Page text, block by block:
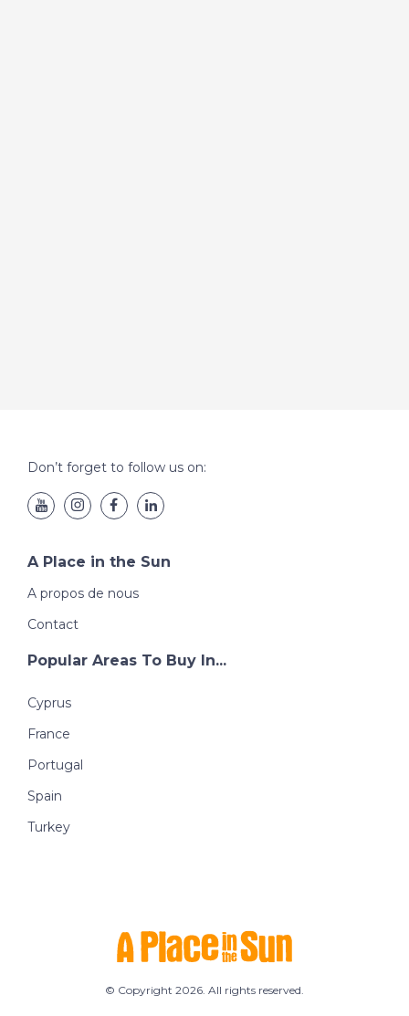
Don’t forget to follow us on:
A Place in the Sun
A propos de nous
Contact
Popular Areas To Buy In...
Cyprus
France
Portugal
Spain
Turkey
© Copyright 2026. All rights reserved.